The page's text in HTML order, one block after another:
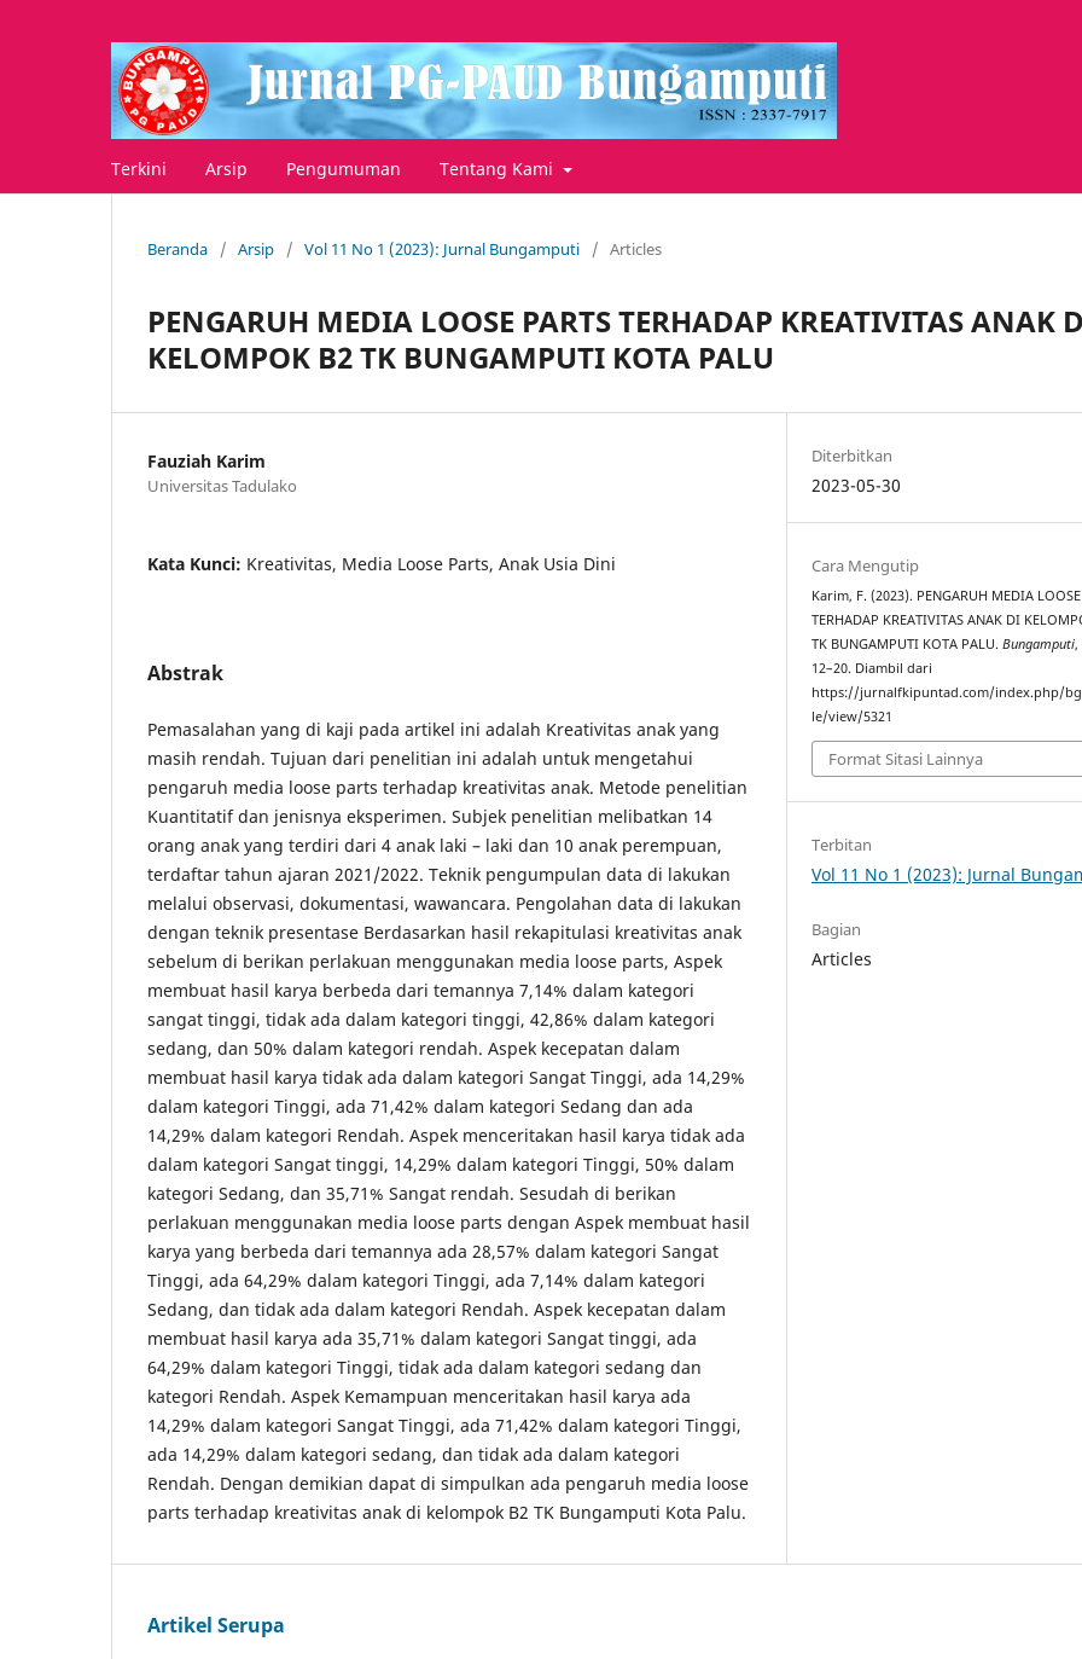
Terkini Arsip Pengumuman Tentang Kami
Beranda / Arsip / Vol 11 No 1 (2023): Jurnal Bungamputi / Articles
PENGARUH MEDIA LOOSE PARTS TERHADAP KREATIVITAS ANAK
KELOMPOK B2 TK BUNGAMPUTI KOTA PALU
Fauziah Karim
Universitas Tadulako
Kata Kunci: Kreativitas, Media Loose Parts, Anak Usia Dini
Abstrak
Pemasalahan yang di kaji pada artikel ini adalah Kreativitas anak yang
masih rendah. Tujuan dari penelitian ini adalah untuk mengetahui
pengaruh media loose parts terhadap kreativitas anak. Metode penelitian
Kuantitatif dan jenisnya eksperimen. Subjek penelitian melibatkan 14
orang anak yang terdiri dari 4 anak laki – laki dan 10 anak perempuan,
terdaftar tahun ajaran 2021/2022. Teknik pengumpulan data di lakukan
melalui observasi, dokumentasi, wawancara. Pengolahan data di lakukan
dengan teknik presentase Berdasarkan hasil rekapitulasi kreativitas anak
sebelum di berikan perlakuan menggunakan media loose parts, Aspek
membuat hasil karya berbeda dari temannya 7,14% dalam kategori
sangat tinggi, tidak ada dalam kategori tinggi, 42,86% dalam kategori
sedang, dan 50% dalam kategori rendah. Aspek kecepatan dalam
membuat hasil karya tidak ada dalam kategori Sangat Tinggi, ada 14,29%
dalam kategori Tinggi, ada 71,42% dalam kategori Sedang dan ada
14,29% dalam kategori Rendah. Aspek menceritakan hasil karya tidak ada
dalam kategori Sangat tinggi, 14,29% dalam kategori Tinggi, 50% dalam
kategori Sedang, dan 35,71% Sangat rendah. Sesudah di berikan
perlakuan menggunakan media loose parts dengan Aspek membuat hasil
karya yang berbeda dari temannya ada 28,57% dalam kategori Sangat
Tinggi, ada 64,29% dalam kategori Tinggi, ada 7,14% dalam kategori
Sedang, dan tidak ada dalam kategori Rendah. Aspek kecepatan dalam
membuat hasil karya ada 35,71% dalam kategori Sangat tinggi, ada
64,29% dalam kategori Tinggi, tidak ada dalam kategori sedang dan
kategori Rendah. Aspek Kemampuan menceritakan hasil karya ada
14,29% dalam kategori Sangat Tinggi, ada 71,42% dalam kategori Tinggi,
ada 14,29% dalam kategori sedang, dan tidak ada dalam kategori
Rendah. Dengan demikian dapat di simpulkan ada pengaruh media loose
parts terhadap kreativitas anak di kelompok B2 TK Bungamputi Kota Palu.
Diterbitkan
2023-05-30
Cara Mengutip
Karim, F. (2023). PENGARUH MEDIA LOOSE
TERHADAP KREATIVITAS ANAK DI
TK BUNGAMPUTI KOTA PALU.Bungamputi,
12–20. Diambil dari
https://jurnalfkipuntad.com/index.php/
le/view/5321
Format Sitasi Lainnya
Terbitan
Vol 11 No 1 (2023): Jurnal
Bagian
Articles
Artikel Serupa